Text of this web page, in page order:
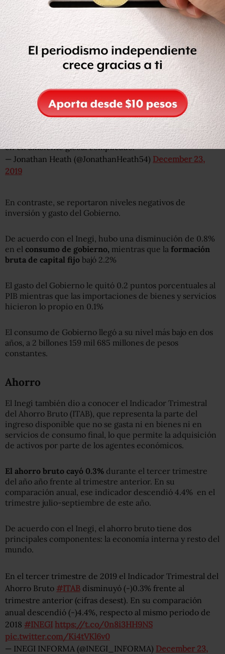
De acuerdo con el subgobernador del Banco de México
(Banxico), Jonathan Heath, aunque el dato anterior no es
una buena tasa, debido a que el trimestre anterior las
exportaciones crecieron 2.66%, “fue una tasa positiva en
el ambiente complicado global”.
Entérate: #SemáforoEconómico: Economía, con nulo
crecimiento en los primeros 9 meses de 2019
Las exportaciones crecieron 0.62%. No es
necesariamente una buena tasa (el trimestre anterior
crecieron 2.66%), pero por lo menos fue una tasa positiva
en en ambiente global complicado.
— Jonathan Heath (@JonathanHeath54) December 23,
2019
En contraste, se reportaron niveles negativos de
inversión y gasto del Gobierno.
De acuerdo con el Inegi, hubo una disminución de 0.8%
en el consumo de gobierno, mientras que la formación
bruta de capital fijo bajó 2.2%
El gasto del Gobierno le quitó 0.2 puntos porcentuales al
PIB mientras que las importaciones de bienes y servicios
hicieron lo propio en 0.1%
El consumo de Gobierno llegó a su nivel más bajo en dos
años, a 2 billones 159 mil 685 millones de pesos
constantes.
Ahorro
El Inegi también dio a conocer el Indicador Trimestral
del Ahorro Bruto (ITAB), que representa la parte del
ingreso disponible que no se gasta ni en bienes ni en
servicios de consumo final, lo que permite la adquisición
de activos por parte de los agentes económicos.
El ahorro bruto cayó 0.3% durante el tercer trimestre
del año año frente al trimestre anterior. En su
comparación anual, ese indicador descendió 4.4% en el
trimestre julio-septiembre de este año.
De acuerdo con el Inegi, el ahorro bruto tiene dos
principales componentes: la economía interna y resto del
mundo.
En el tercer trimestre de 2019 el Indicador Trimestral del
Ahorro Bruto #ITAB disminuyó (-)0.3% frente al
trimestre anterior (cifras desest). En su comparación
anual descendió (-)4.4%, respecto al mismo periodo de
2018 #INEGI https://t.co/0n8i3HH9NS
pic.twitter.com/Ki4tVKl6v0
— INEGI INFORMA (@INEGI_INFORMA) December 23,